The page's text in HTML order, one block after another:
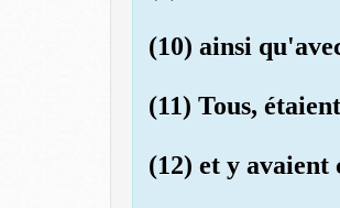
(10) ainsi
(11) Tous,
(12) et y avaient